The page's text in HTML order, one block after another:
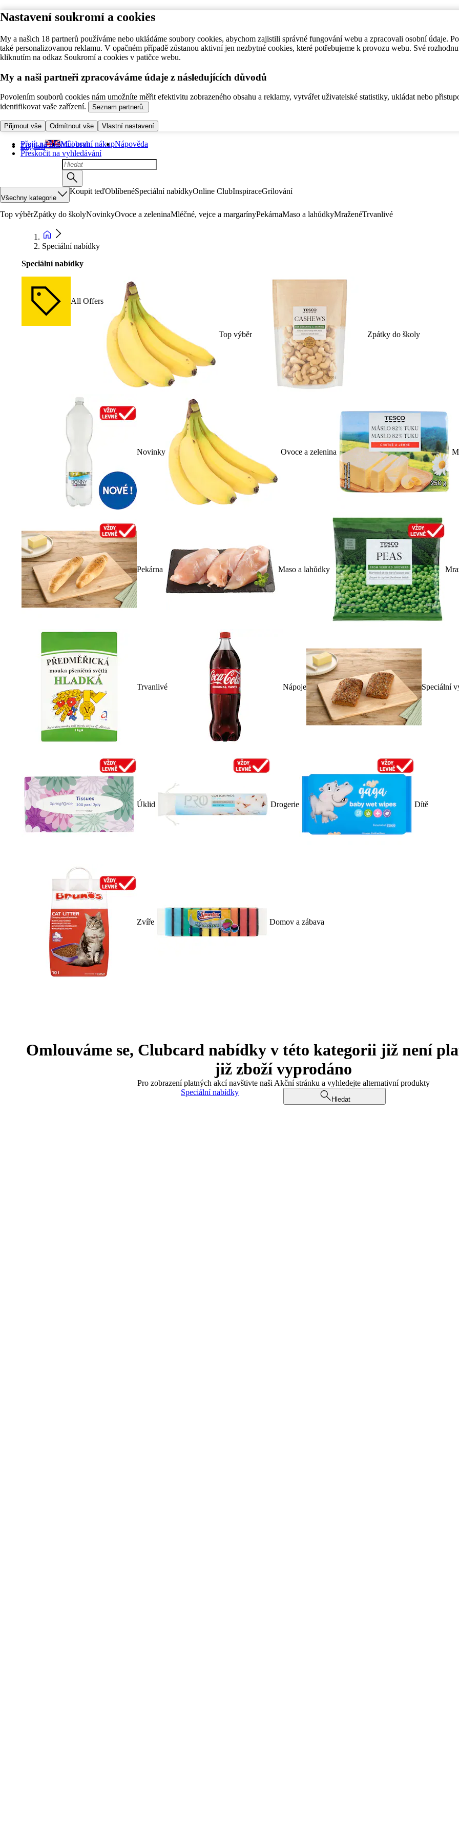
Nastavení soukromí a cookies
My a našich 18 partnerů používáme nebo ukládáme soubory cookies, abychom zajistili správné fungování webu a zpracovali osobní údaje.
také personalizovanou reklamu. V opačném případě zůstanou aktivní jen nezbytné cookies, které potřebujeme k provozu webu. Své
kliknutím na odkaz Soukromí a cookies v patičce webu.
My a naši partneři zpracováváme údaje z následujících důvodů
Povolením souborů cookies nám umožníte měřit efektivitu zobrazeného obsahu a reklamy, vytvářet uživatelské statistiky, ukládat nebo
identifikovat vaše zařízení.
Seznam partnerů.
Přijmout vše Odmítnout vše Vlastní nastavení
Přejít na hlavní obsah
Přeskočit na vyhledávání
English Můj první nákupNápověda
Všechny kategorie
Koupit teďOblíbenéSpeciální nabídkyOnline ClubInspiraceGrilování
Top výběrZpátky do školyNovinkyOvoce a zeleninaMléčné, vejce a margarínyPekárnaMaso a lahůdkyMraženéTrvanlivé
Speciální nabídky
Speciální nabídky
All Offers
Top výběr Zpátky do školy
Novinky Ovoce a zelenina
Pekárna Maso a lahůdky
Trvanlivé Nápoje Speciální
Úklid Drogerie Dítě
Zvíře Domov a zábava
Omlouváme se, Clubcard nabídky v této kategorii již není
již zboží vyprodáno
Pro zobrazení platných akcí navštivte naši Akční stránku a vyhledejte alternativní produkty
Speciální nabídky
Hledat